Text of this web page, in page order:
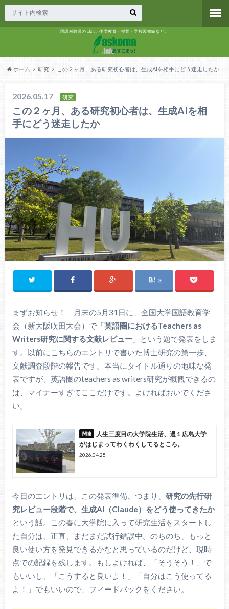
国語科教員の日記。作文教育・授業・学校図書館など。
ホーム 研究 この２ヶ月、ある研究初心者は、生成AIを相手にどう迷走したか
2026.05.17 研究
この２ヶ月、ある研究初心者は、生成AIを相
手にどう迷走したか
3
まずお知らせ！ 月末の5月31日に、全国大学国語教育学
会（新大阪吹田大会）で「英語圏におけるTeachers as
Writers研究に関する文献レビュー」という題で発表をしま
す。以前にこちらのエントリで書いた博士研究の第一歩、
文献調査段階の報告です。本当にタイトル通りの地味な発
表ですが、英語圏のteachers as writers研究が概観できるの
は、マイナーすぎてここだけです。よければおいでくださ
い。
人生三度目の大学院生活、週１広島大学
がはじまってわくわくしてるところ。
2026.04.25
今日のエントリは、この発表準備、つまり、 研究の先行研
究レビュー段階で、生成AI（Claude）をどう使ってきたか
という話。この春に大学院に入って研究生活をスタートし
た自分は、正直、まだまだ試行錯誤中。のちのち、もっと
良い使い方を発見できるかなと思っているのだけど、現時
点での記録を残します。もしよければ、「そうそう！」で
もいいし、「こうすると良いよ！」「自分はこう使ってる
よ！」でもいいので、フィードバックをください。